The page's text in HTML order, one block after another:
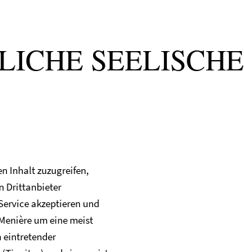
SEELISCHE
Inhalt zuzugreifen,
Drittanbieter
akzeptieren und
um eine meist
eintretender